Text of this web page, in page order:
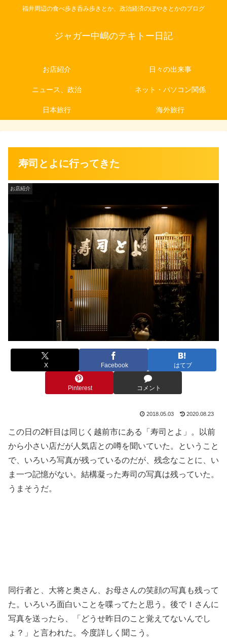
福井周辺の食べ歩き呑み歩きとか、政治経済のぼやきとかのブログ
ジャガー中嶋のテキトー日記
お店紹介 日々の出来事
ニュース、政治 ネット・パソコン関係
日本旅行 海外旅行
寿司とよに行ってきた
お店紹介
X Facebook はてブ
Pinterest コメント
2018.05.03 2020.08.23
この日の2軒目は同じく越前市にある「寿司とよ」。以前
から小さい店だが人気店との噂を聞いていた。ということ
で、いろいろ写真が残っているのだが、残念なことに、い
ま一つ記憶がない。結構凝った寿司の写真は残っていた。
うまそうだ。
同行者と、大将と奥さん、お母さんの笑顔の写真も残って
た。いろいろ面白いことを喋ってたと思う。後でＩさんに
写真を送ったら、「どうせ昨日のこと覚えてないんでし
ょ？」と言われた。今度詳しく聞こう。